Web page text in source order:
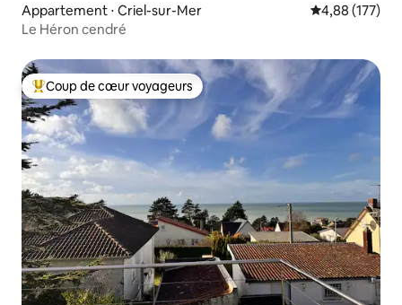
Appartement ⋅ Criel-sur-Mer Évaluation
4,88 (177)
Le Héron cendré
Coups de cœur voyageurs les plus appréciés
Coup de cœur voyageurs